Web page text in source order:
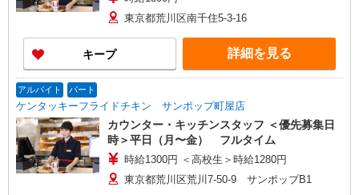
東京都荒川区南千住5-3-16
キープ 詳細を見る
アルバイト パート
ケンタッキーフライドチキン サンポップ町屋店
カウンター・キッチンスタッフ ＜優先募集日
時＞平日（月〜金） フルタイム
時給1300円 ＜高校生＞時給1280円
東京都荒川区荒川7-50-9 サンポップB1